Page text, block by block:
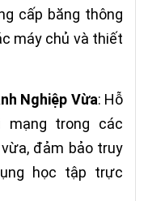
cấp băng thông
máy chủ và thiết
Nghiệp Vừa: Hỗ
trong các
đảm bảo truy
học tập trực